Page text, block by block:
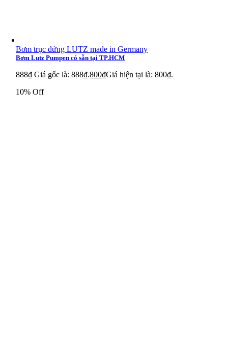
Bơm trục đứng LUTZ made in Germany
Bơm Lutz Pumpen có sẵn tại TP.HCM
888₫ Giá gốc là: 888₫.800₫Giá hiện tại là: 800₫.
10% Off